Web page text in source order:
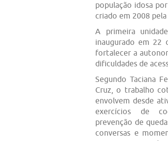
população idosa
criado em 2008
A primeira
inaugurado em 22
fortalecer a
dificuldades de
Segundo Taciana
Cruz, o trabalho
envolvem desde
exercícios de
prevenção de
conversas e